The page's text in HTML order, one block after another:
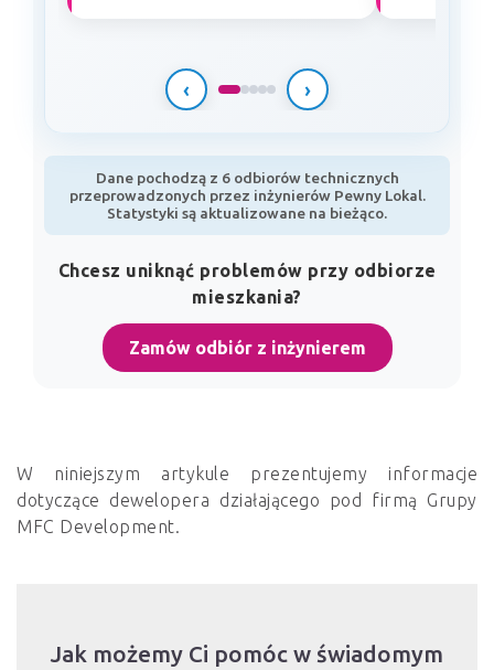
‹ ›
Dane pochodzą z 6 odbiorów technicznych
przeprowadzonych przez inżynierów Pewny Lokal.
Statystyki są aktualizowane na bieżąco.
Chcesz uniknąć problemów przy odbiorze
mieszkania?
Zamów odbiór z inżynierem
W niniejszym artykule prezentujemy informacje
dotyczące dewelopera działającego pod firmą Grupy
MFC Development.
Jak możemy Ci pomóc w świadomym